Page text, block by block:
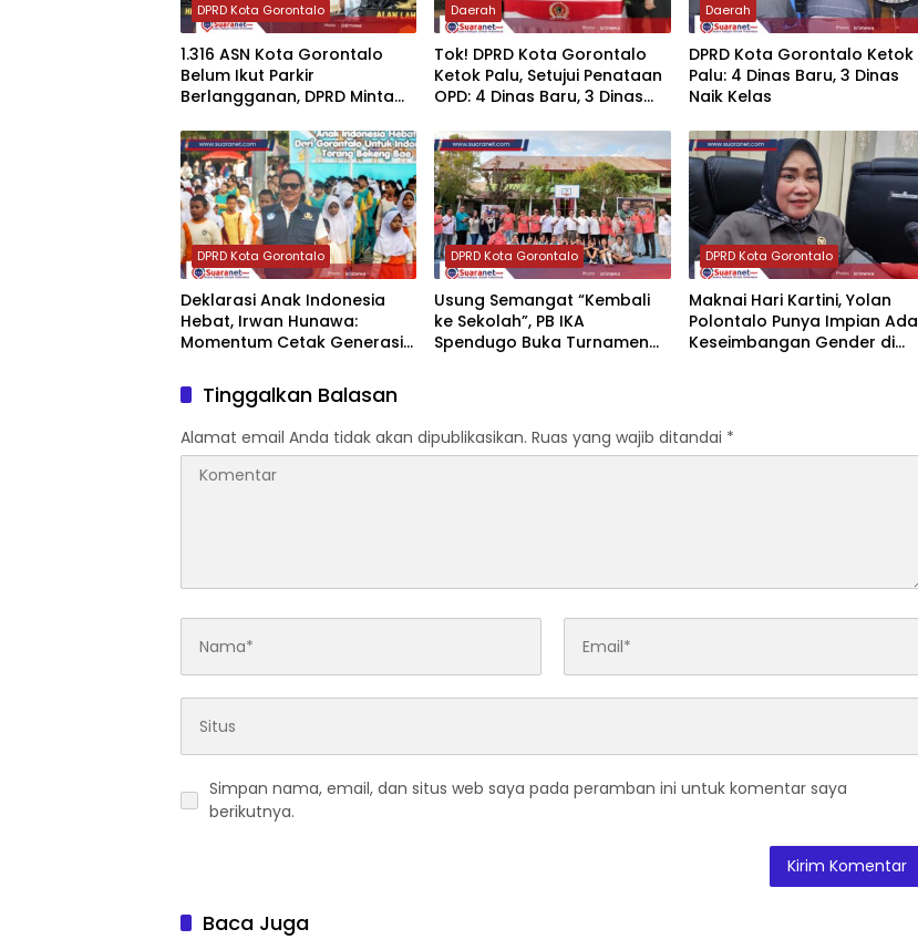
DPRD Kota Gorontalo
‎1.316 ASN Kota Gorontalo
Belum Ikut Parkir
Berlangganan, DPRD Minta
Daerah
‎Tok! DPRD Kota Gorontalo
Ketok Palu, Setujui Penataan
OPD: 4 Dinas Baru, 3 Dinas
Daerah
‎DPRD Kota Gorontalo Ketok
Palu: 4 Dinas Baru, 3 Dinas
Naik Kelas
DPRD Kota Gorontalo
‎Deklarasi Anak Indonesia
Hebat, Irwan Hunawa:
Momentum Cetak Generasi
DPRD Kota Gorontalo
‎Usung Semangat “Kembali
ke Sekolah”, PB IKA
Spendugo Buka Turnamen
DPRD Kota Gorontalo
‎Maknai Hari Kartini, Yolan
Polontalo Punya Impian Ada
Keseimbangan Gender di
Tinggalkan Balasan
Alamat email Anda tidak akan dipublikasikan. Ruas yang wajib ditandai *
Simpan nama, email, dan situs web saya pada peramban ini untuk komentar saya
berikutnya.
Baca Juga